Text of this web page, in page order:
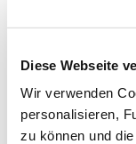
Diese Webseite
Wir verwenden
personalisieren,
zu können und